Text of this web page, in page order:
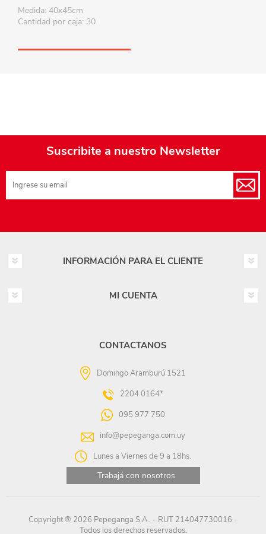
Medida: 40x45cm
Cantidad por caja: 30
Suscribite a nuestro Newsletter
INFORMACIÓN PARA EL CLIENTE
MI CUENTA
CONTACTANOS
Domingo Aramburú 1521
2204 0164*
095 977 750
info@pepeganga.com.uy
Lunes a Viernes de 9 a 18hs.
Trabajá con nosotros
Copyright ® 2026 Pepeganga S.A.. - RUT 214047730016 -
Todos los derechos reservados.